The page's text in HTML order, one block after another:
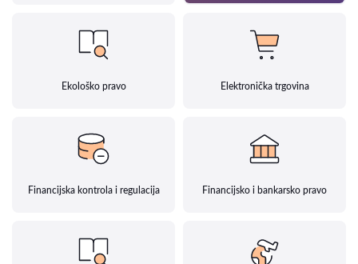
Ekološko pravo Elektronička trgovina
Financijska kontrola i regulacija Financijsko i bankarsko pravo